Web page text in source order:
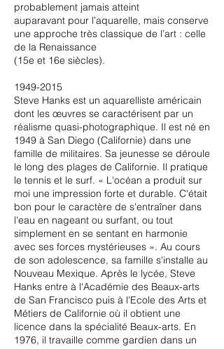
probablement jamais atteint
auparavant pour l’aquarelle, mais conserve
une approche très classique de l’art : celle
de la Renaissance
(15e et 16e siècles).
1949-2015
Steve Hanks est un aquarelliste américain
dont les œuvres se caractérisent par un
réalisme quasi-photographique. Il est né en
1949 à San Diego (Californie) dans une
famille de militaires. Sa jeunesse se déroule
le long des plages de Californie. Il pratique
le tennis et le surf. « L'océan a produit sur
moi une impression forte et durable. C'était
bon pour le caractère de s'entraîner dans
l'eau en nageant ou surfant, ou tout
simplement en se sentant en harmonie
avec ses forces mystérieuses ». Au cours
de son adolescence, sa famille s'installe au
Nouveau Mexique. Après le lycée, Steve
Hanks entre à l'Académie des Beaux-arts
de San Francisco puis à l'Ecole des Arts et
Métiers de Californie où il obtient une
licence dans la spécialité Beaux-arts. En
1976, il travaille comme gardien dans un